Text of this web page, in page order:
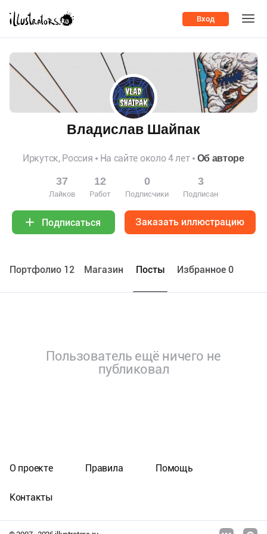
Вход
Владислав Шайпак
Иркутск, Россия На сайте около 4 лет Об авторе
37
Лайков
12
Работ
0
Подписчики
3
Подписан
Подписаться Заказать иллюстрацию
Портфолио 12 Maгазин Посты Избранное 0
Пользователь ещё ничего не
публиковал
О проекте Правила Помощь
Контакты